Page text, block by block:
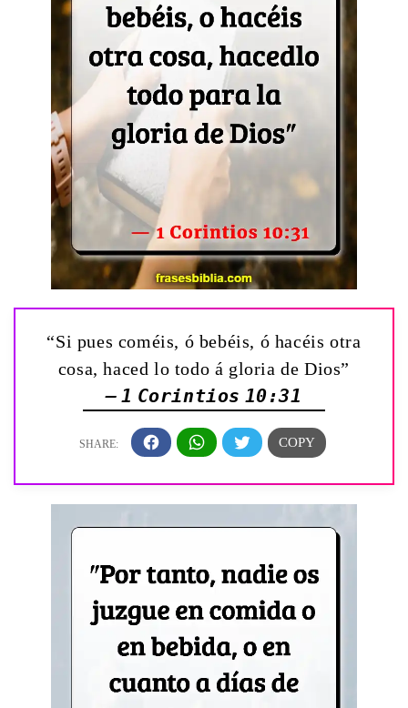
“Si pues coméis, ó bebéis, ó hacéis otra
cosa, haced lo todo á gloria de Dios”
— 1 Corintios 10:31